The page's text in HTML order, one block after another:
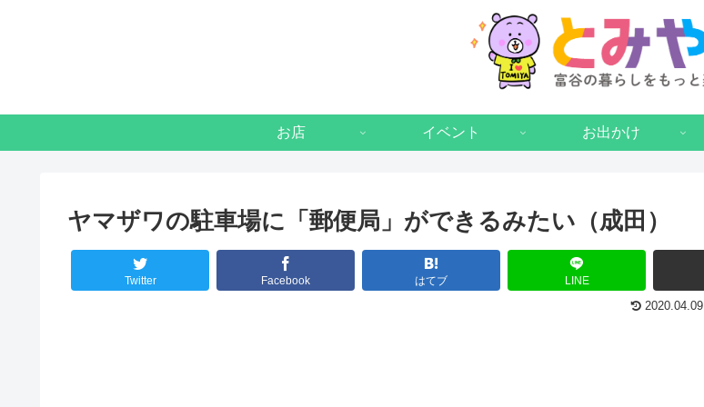
お店 イベント お出かけ
ヤマザワの駐車場に「郵便局」ができるみたい（成田）
Twitter Facebook はてブ LINE
2020.04.09